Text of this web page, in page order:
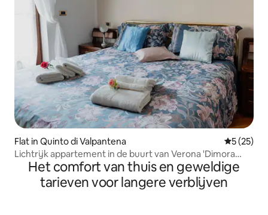
Flat in Quinto di Valpantena
5 (25)
Lichtrijk appartement in de buurt van Verona 'Dimora
Valpantena'
Het comfort van thuis en geweldige
tarieven voor langere verblijven